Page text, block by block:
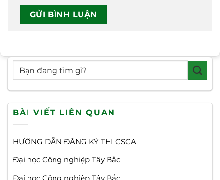
BÀI VIẾT LIÊN QUAN
HƯỚNG DẪN ĐĂNG KÝ THI CSCA
Đại học Công nghiệp Tây Bắc
Đại học Công nghiệp Tây Bắc